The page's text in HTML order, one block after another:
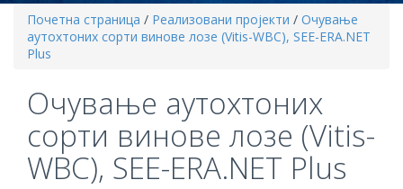
Почетна страница / Реализовани пројекти / Очување
аутохтоних сорти винове лозе (Vitis-WBC), SEE-ERA.NET
Plus
Очување аутохтоних
сорти винове лозе (Vitis-
WBC), SEE-ERA.NET Plus